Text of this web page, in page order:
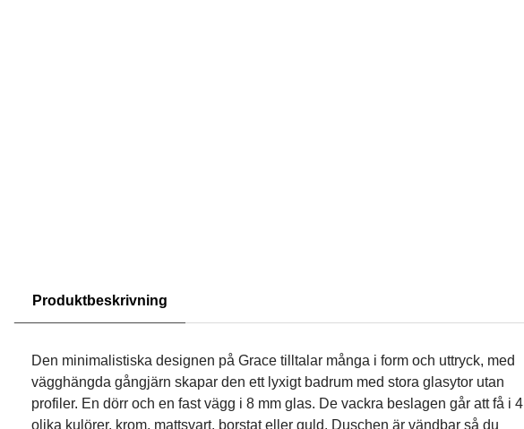
Produktbeskrivning
Den minimalistiska designen på Grace tilltalar många i form och uttryck, med
vägghängda gångjärn skapar den ett lyxigt badrum med stora glasytor utan
profiler. En dörr och en fast vägg i 8 mm glas. De vackra beslagen går att få i 4
olika kulörer, krom, mattsvart, borstat eller guld. Duschen är vändbar så du